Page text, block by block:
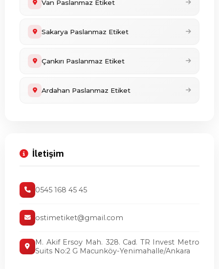
Van Paslanmaz Etiket
Sakarya Paslanmaz Etiket
Çankırı Paslanmaz Etiket
Ardahan Paslanmaz Etiket
İletişim
0545 168 45 45
ostimetiket@gmail.com
M. Akif Ersoy Mah. 328. Cad. TR Invest Metro
Suits No:2 G Macunköy-Yenimahalle/Ankara